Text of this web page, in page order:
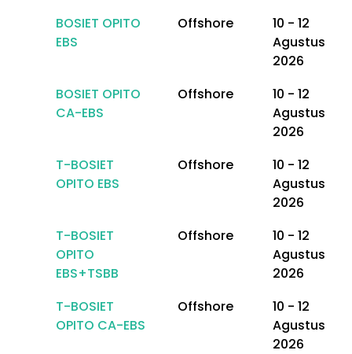
BOSIET OPITO
EBS
Offshore
10 - 12
Agustus
2026
BOSIET OPITO
CA-EBS
Offshore
10 - 12
Agustus
2026
T-BOSIET
OPITO EBS
Offshore
10 - 12
Agustus
2026
T-BOSIET
OPITO
EBS+TSBB
Offshore
10 - 12
Agustus
2026
T-BOSIET
OPITO CA-EBS
Offshore
10 - 12
Agustus
2026